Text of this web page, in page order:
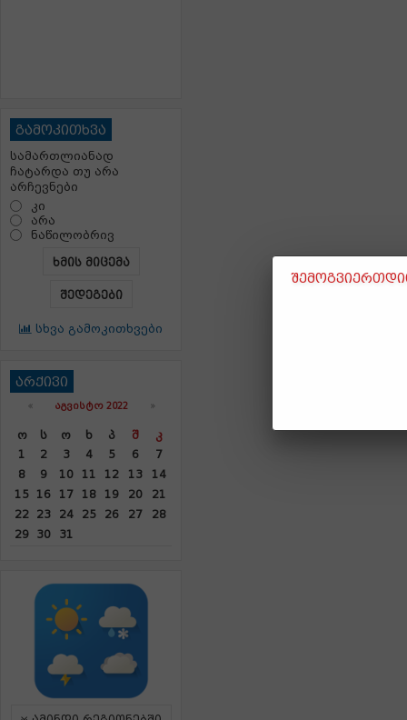
გამოკითხვა
სამართლიანად
ჩატარდა თუ არა
არჩევნები
კი
არა
ნაწილობრივ
ხმის მიცემა
შედეგები
სხვა გამოკითხვები
არქივი
« ᲐᲒᲕᲘᲡᲢᲝ 2022 »
Ო Ს Ო Ხ Პ Შ
Კ
1
2 3 4 5 6
7
8
9 10 11 12 13
14
15
16 17 18 19 20
21
22
23 24 25 26 27
28
29
30 31